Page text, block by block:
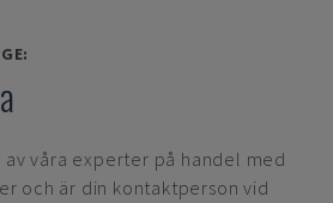
av våra experter på handel med
och är din kontaktperson vid